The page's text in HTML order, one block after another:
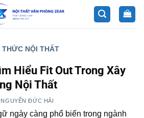
THỨC NỘI THẤT
Hiểu Fit Out Trong Xây
Nội Thất
NGUYỄN ĐỨC HẢI
ngày càng phổ biến trong ngành